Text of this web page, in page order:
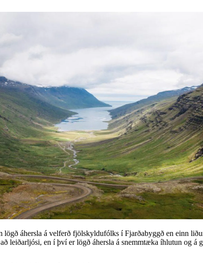
lögð áhersla á velferð fjölskyldufólks í Fjarðabyggð en einn
leiðarljósi, en í því er lögð áhersla á snemmtæka íhlutun og